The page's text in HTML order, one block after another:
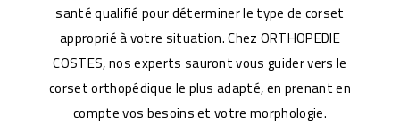
santé qualifié pour déterminer le type de corset
approprié à votre situation. Chez ORTHOPEDIE
COSTES, nos experts sauront vous guider vers le
corset orthopédique le plus adapté, en prenant en
compte vos besoins et votre morphologie.